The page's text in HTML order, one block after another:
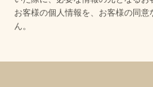
お客様の個人情報を、お客様の同
ん。